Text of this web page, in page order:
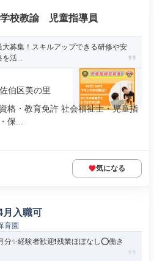
学校教諭 児童指導員
大募集！スキルアップできる研修や安
活...
伯区美の里
格・教育免許 社会福祉士・児童指
保...
気になる
月入職可
育園
✨経験者歓迎❗️残業ほぼなし⭕働き